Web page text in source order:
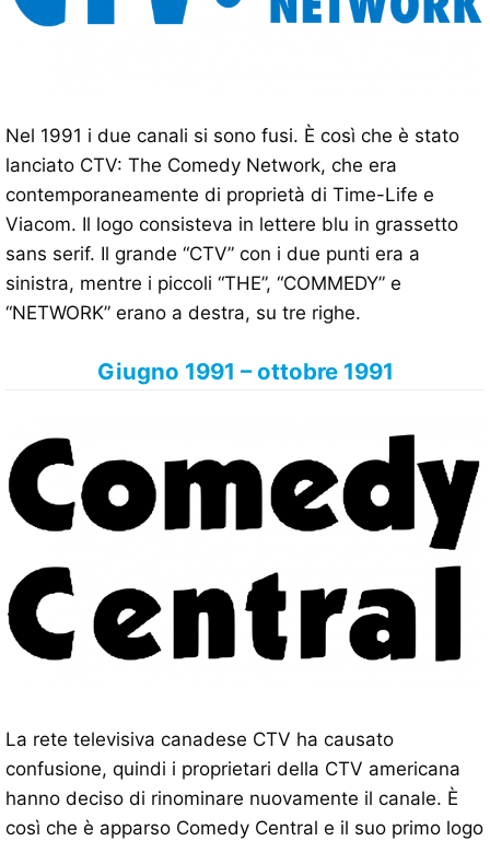
Nel 1991 i due canali si sono fusi. È così che è stato
lanciato CTV: The Comedy Network, che era
contemporaneamente di proprietà di Time-Life e
Viacom. Il logo consisteva in lettere blu in grassetto
sans serif. Il grande “CTV” con i due punti era a
sinistra, mentre i piccoli “THE”, “COMMEDY” e
“NETWORK” erano a destra, su tre righe.
Giugno 1991 – ottobre 1991
La rete televisiva canadese CTV ha causato
confusione, quindi i proprietari della CTV americana
hanno deciso di rinominare nuovamente il canale. È
così che è apparso Comedy Central e il suo primo logo